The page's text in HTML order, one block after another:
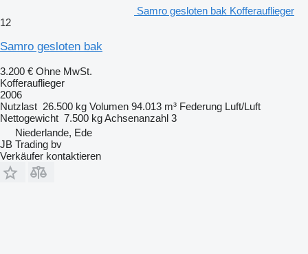
Samro gesloten bak Kofferauflieger
12
Samro gesloten bak
3.200 € Ohne MwSt.
Kofferauflieger
2006
Nutzlast 26.500 kg Volumen 94.013 m³ Federung Luft/Luft
Nettogewicht 7.500 kgAchsenanzahl 3
Niederlande, Ede
JB Trading bv
Verkäufer kontaktieren